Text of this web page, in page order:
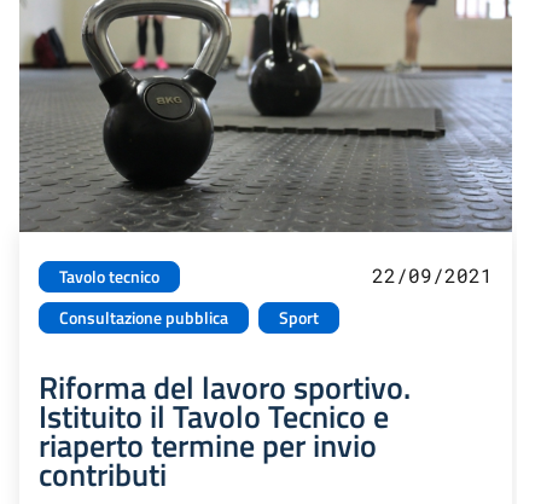
Tavolo tecnico
Consultazione pubblica
Sport
22/09/2021
Riforma del lavoro sportivo.
Istituito il Tavolo Tecnico e
riaperto termine per invio
contributi